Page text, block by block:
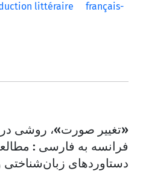
littéraire
français-
«تغییر صورت»، روشی
فرانسه به فارسی :
دستاوردهای زبان‌شناختی